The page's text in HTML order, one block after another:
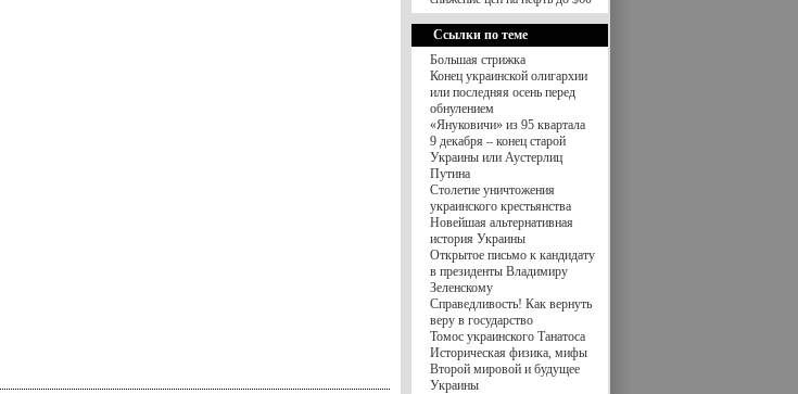
Ссылки по теме
Большая стрижка
Конец украинской олигархии
или последняя осень перед
обнулением
«Януковичи» из 95 квартала
9 декабря – конец старой
Украины или Аустерлиц
Путина
Столетие уничтожения
украинского крестьянства
Новейшая альтернативная
история Украины
Открытое письмо к кандидату
в президенты Владимиру
Зеленскому
Справедливость! Как вернуть
веру в государство
Томос украинского Танатоса
Историческая физика, мифы
Второй мировой и будущее
Украины